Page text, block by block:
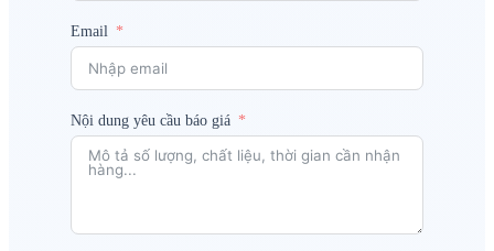
Email
Nội dung yêu cầu báo giá